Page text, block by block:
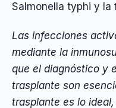
Salmonella typhi y la
Las infecciones
mediante la
que el diagnóstico y
trasplante son
trasplante es lo